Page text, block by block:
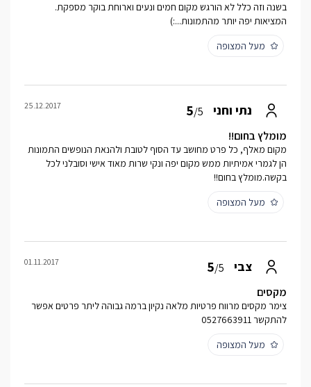
בשנה וזה כלל לא הורגש מקום חמים ונעים וארוחת בוקר מספקת.
המציאות יפה יותר מהתמונות...:)
מעל המצופה
נתי וחני 5/5
25.12.2017
מומלץ בחום!!
מקום מאלף, כל פרט מחושב עד הסוף לטובת ולהנאת הנופשים התמונות
הן לגמרי אמיתיות ממש מקום יפה ונקי שרות מאוד אישי וסובלני לכל
בקשה.מומלץ בחום!!
מעל המצופה
צבי 5/5
01.11.2017
מקסים
צימר מקסים מרווח פרטיות מלאה נקיון ברמה גבוהה ליתר פרטים אפשר
להתקשר 0527663911
מעל המצופה